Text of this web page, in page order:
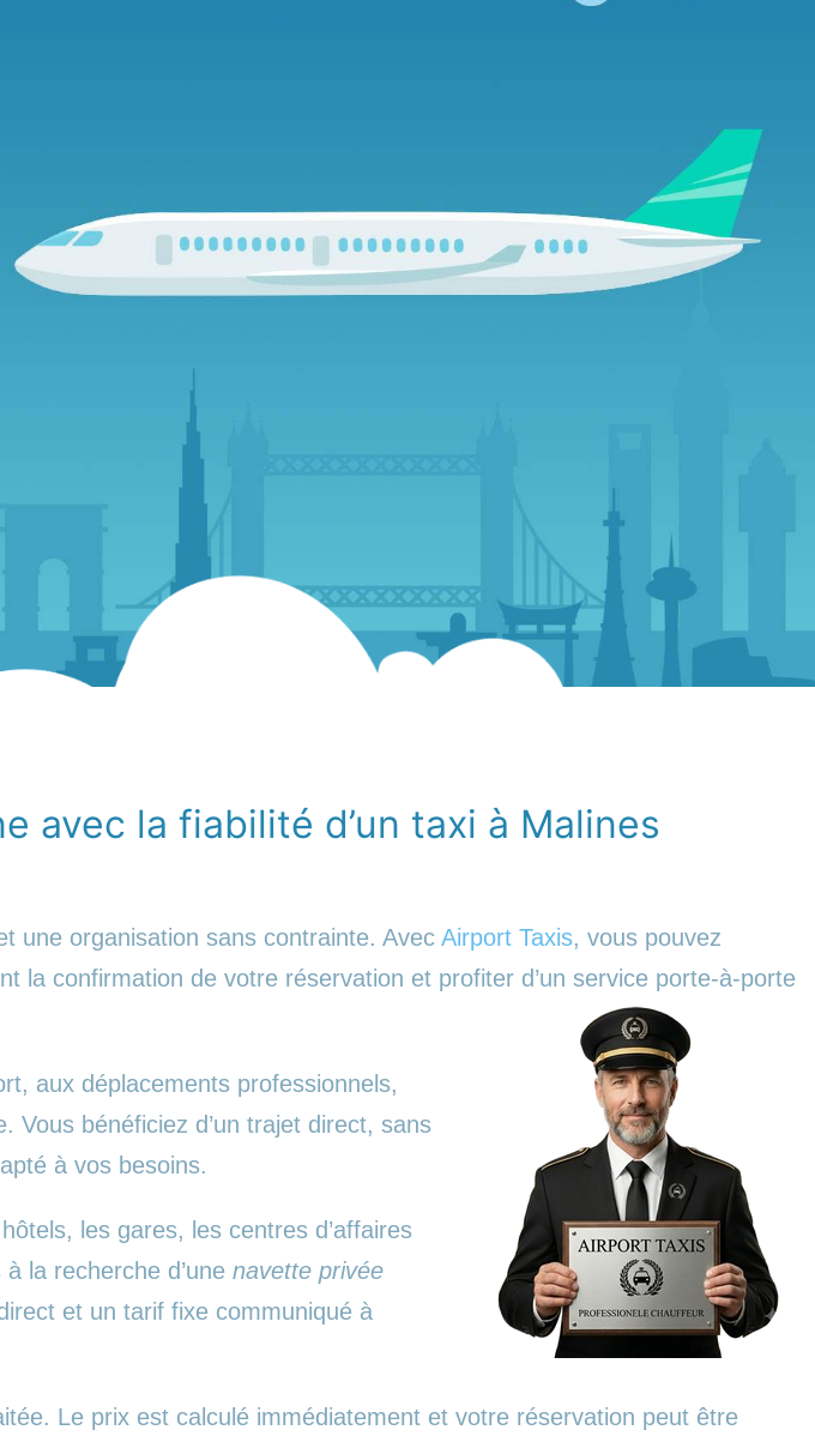
avec la fiabilité d’un taxi à Malines
une organisation sans contrainte. Avec Airport Taxis, vous pouvez
la confirmation de votre réservation et profiter d’un service porte-à-porte
aux déplacements professionnels,
Vous bénéficiez d’un trajet direct, sans
à vos besoins.
les gares, les centres d’affaires
la recherche d’une navette privée
et un tarif fixe communiqué à
Le prix est calculé immédiatement et votre réservation peut être